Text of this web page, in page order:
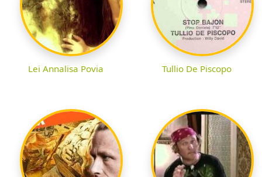
Lei Annalisa Povia Tullio De Piscopo